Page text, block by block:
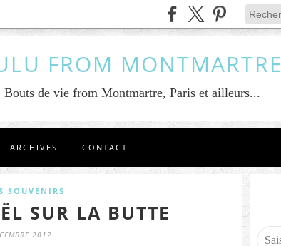
FROM MONTMARTRE
Bouts de vie from Montmartre, Paris et ailleurs...
ARCHIVES CONTACT
SOUVENIRS
SUR LA BUTTE
2012